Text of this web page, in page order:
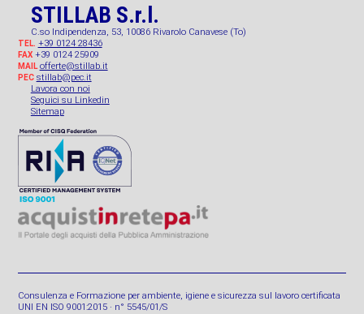
STILLAB S.r.l.
C.so Indipendenza, 53, 10086 Rivarolo Canavese (To)
TEL. +39 0124 28436
FAX+39 0124 25909
MAIL offerte@stillab.it
PEC stillab@pec.it
Lavora con noi
Seguici su Linkedin
Sitemap
Consulenza e Formazione per ambiente, igiene e sicurezza sul lavoro certificata
UNI EN ISO 9001:2015 · n° 5545/01/S